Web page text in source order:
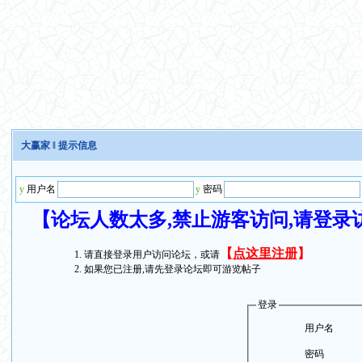
大赢家‖ 提示信息
【论坛人数太多,禁止游客访问,请登
请直接登录用户访问论坛，或请【 点这里注册】
如果您已注册,请先登录论坛即可游览帖子
登录
用户名
密码